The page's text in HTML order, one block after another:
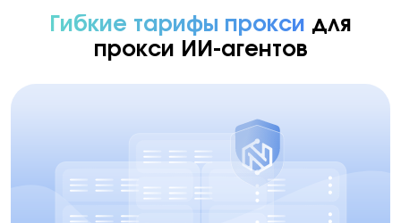
Гибкие тарифы прокси для
прокси ИИ-агентов